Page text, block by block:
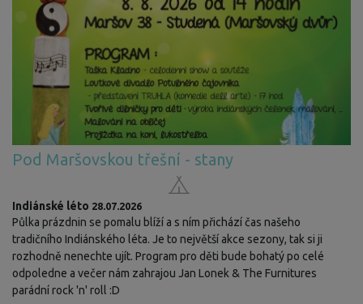
Pod Maršovskou třešní - stany
Indiánské léto 28.07.2026
Půlka prázdnin se pomalu blíží a s ním přichází čas našeho
tradičního Indiánského léta. Je to největší akce sezony, tak si ji
rozhodně nenechte ujít. Program pro děti bude bohatý po celé
odpoledne a večer nám zahrajou Jan Lonek & The Furnitures
parádní rock 'n' roll :D